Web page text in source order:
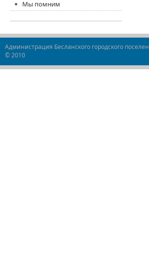
Мы помним
Администрация Бесланского городского
© 2010